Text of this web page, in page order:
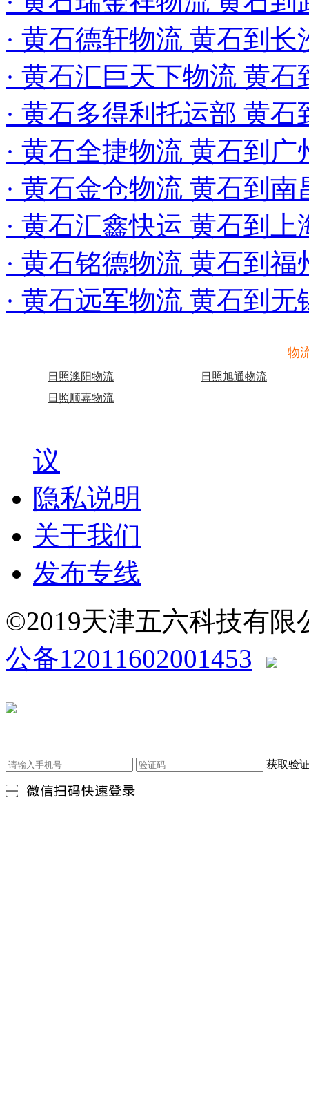
· 黄石德轩物流 黄石到
· 黄石汇巨天下物流 黄
· 黄石多得利托运部 黄
· 黄石全捷物流 黄石到
· 黄石金仓物流 黄石到南
· 黄石汇鑫快运 黄石到上
· 黄石铭德物流 黄石到福
· 黄石远军物流 黄石到无
物
日照澳阳物流
日照旭通物流
日照顺嘉物流
议
隐私说明
关于我们
发布专线
©2019天津五六科技有
公备12011602001453
获取验